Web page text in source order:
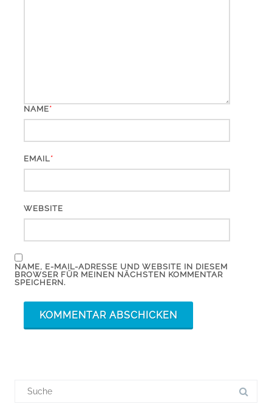
NAME*
EMAIL*
WEBSITE
NAME, E-MAIL-ADRESSE UND WEBSITE IN DIESEM
BROWSER FÜR MEINEN NÄCHSTEN KOMMENTAR
SPEICHERN.